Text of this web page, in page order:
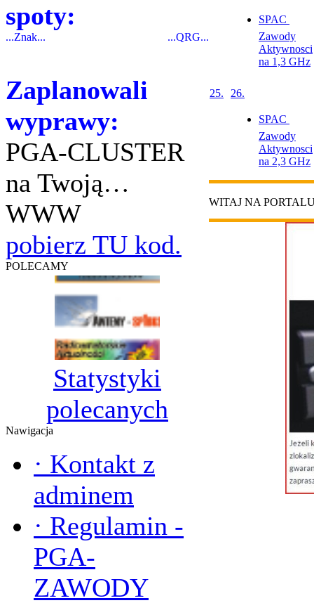
spoty:
...Znak... ...QRG...
Zaplanowali
wyprawy:
PGA-CLUSTER
na Twoją…
WWW
pobierz TU kod.
POLECAMY
Statystyki
polecanych
Nawigacja
· Kontakt z
adminem
· Regulamin -
PGA-
ZAWODY
SPAC 
Zawody
Aktywnosci
na 1,3 GHz
25. 26.
SPAC 
Zawody
Aktywnosci
na 2,3 GHz
WITAJ NA